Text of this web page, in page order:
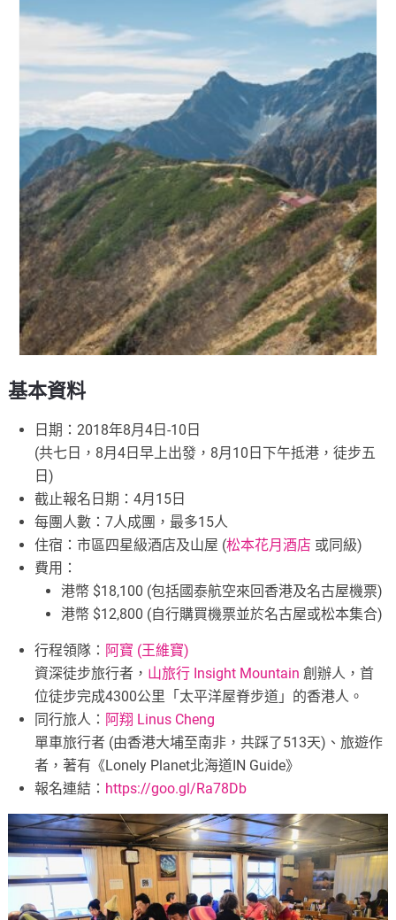
基本資料
日期：2018年8月4日-10日
(共七日，8月4日早上出發，8月10日下午抵港，徒步五
日)
截止報名日期：4月15日
每團人數：7人成團，最多15人
住宿：市區四星級酒店及山屋 (松本花月酒店 或同級)
費用：
港幣 $18,100 (包括國泰航空來回香港及名古屋機票)
港幣 $12,800 (自行購買機票並於名古屋或松本集合)
行程領隊： 阿寶 (王維寶)
資深徒步旅行者， 山旅行 Insight Mountain 創辦人，首
位徒步完成4300公里「太平洋屋脊步道」的香港人。
同行旅人： 阿翔 Linus Cheng
單車旅行者 (由香港大埔至南非，共踩了513天)、旅遊作
者，著有《Lonely Planet北海道IN Guide》
報名連結： https://goo.gl/Ra78Db